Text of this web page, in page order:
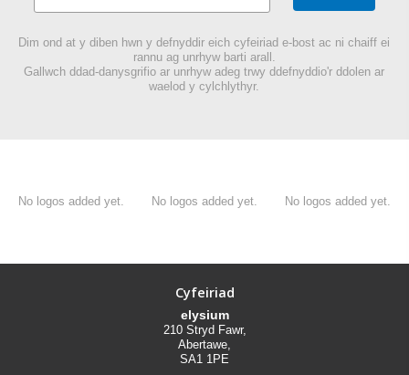
Dim ond at y diben hwn y defnyddir eich cyfeiriad e-bost ac ni chaiff ei
rannu ag unrhyw barti arall.
Gallwch ddad-danysgrifio ar unrhyw adeg trwy ddefnyddio'r ddolen ar
waelod y cylchlythyr.
No logos added yet. No logos added yet. No logos added yet.
Cyfeiriad
elysium
210 Stryd Fawr,
Abertawe,
SA1 1PE